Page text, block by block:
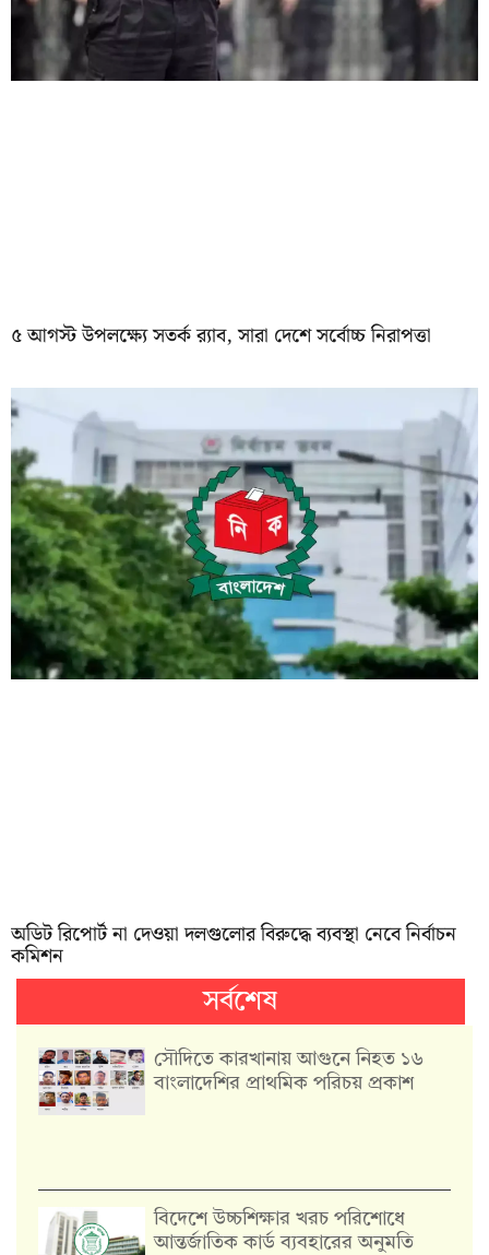
৫ আগস্ট উপলক্ষ্যে সতর্ক র‌্যাব, সারা দেশে সর্বোচ্চ নিরাপত্তা
অডিট রিপোর্ট না দেওয়া দলগুলোর বিরুদ্ধে ব্যবস্থা নেবে নির্বাচন
কমিশন
সর্বশেষ
সৌদিতে কারখানায় আগুনে নিহত ১৬
বাংলাদেশির প্রাথমিক পরিচয় প্রকাশ
বিদেশে উচ্চশিক্ষার খরচ পরিশোধে
আন্তর্জাতিক কার্ড ব্যবহারের অনুমতি